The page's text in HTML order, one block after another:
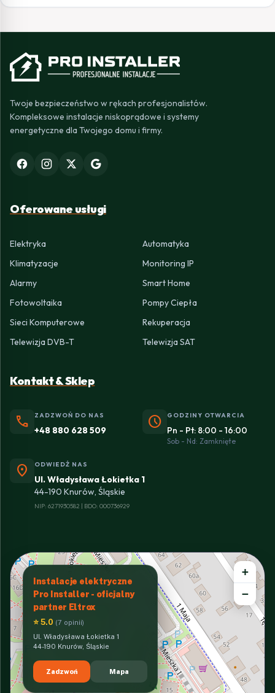
Twoje bezpieczeństwo w rękach profesjonalistów.
Kompleksowe instalacje niskoprądowe i systemy
energetyczne dla Twojego domu i firmy.
Oferowane usługi
Elektryka
Automatyka
Klimatyzacje
Monitoring IP
Alarmy
Smart Home
Fotowoltaika
Pompy Ciepła
Sieci Komputerowe
Rekuperacja
Telewizja DVB-T
Telewizja SAT
Kontakt & Sklep
phone ZADZWOŃ DO NAS
+48 880 628 509 schedule GODZINY OTWARCIA
Pn - Pt: 8:00 - 16:00
Sob - Nd: Zamknięte
location_on ODWIEDŹ NAS
Ul. Władysława Łokietka 1
44-190 Knurów, Śląskie
NIP: 6271930582 | BDO: 000736929
Instalacje elektryczne
Pro Installer - oficjalny
partner Eltrox
⭐ 5.0 (7 opinii)
Ul. Władysława Łokietka 1
44-190 Knurów, Śląskie
Zadzwoń Mapa
+
−